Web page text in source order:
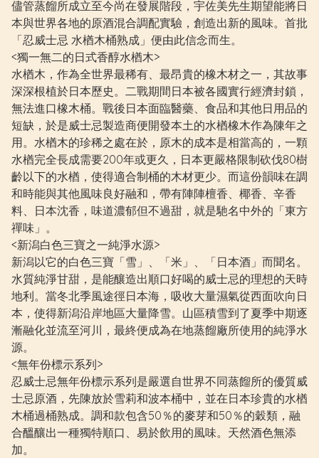
儘管蒸餾所成立至今尚在發展階段，宇佐美先生期望能將日
本與世界各地的原酒混合調配實驗，創造出新的風味。首批
「忍威士忌 水楢木桶熟成」便由此信念而生。
<獨一無二的日式香醇水楢木>
水楢木，作為全世界最稀有、最昂貴的橡木材之一，其故事
深深根植於日本歷史。二戰期間日本被各國實行經濟封鎖，
無法進口橡木桶。戰後日本面臨醫藥、食品和其他日用品的
短缺，於是威士忌製造商便開發本土的水楢橡木作為陳年之
用。水楢木的珍稀之處在於，原木的成本是相當高的，一顆
水楢完全長成需要200年或更久，日本更嚴格限制砍伐80樹
齡以下的水楢，使得適合制桶的木材更少。而這份韻味在調
和時能與其他風味良好融和，帶有陣陣檀香、椰香、辛香
料、日本沈香，味道濃郁但不過甜，就是馳名中外的「東方
禪味」。
<新潟白色三寶之一純淨水源>
新潟以它的白色三寶「雪」、「米」、「日本酒」而聞名。
水質純淨甘甜，是能釀造出順口好喝的威士忌的理想的天時
地利。當冬北季風途徑日本海，吸收大量濕氣從西面吹向日
本，使得新潟沿岸地區大量降雪。山區積雪到了夏季中期逐
漸融化並流至河川，最終便成為在地蒸餾廠所使用的純淨水
源。
<無年份標示系列>
忍威士忌無年份標示系列是嚴選自世界不同蒸餾所的優質威
士忌原酒，先陳放於雪莉和波本桶中，並在日本珍貴的水楢
木桶過桶熟成。調和款包含50％的麥芽和50％的穀類，融
合醞釀出一種獨特順口、易於飲用的風味。天然酒色無添
加。